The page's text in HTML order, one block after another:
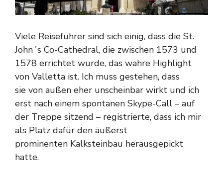
Viele Reiseführer sind sich einig, dass die St.
John´s Co-Cathedral, die zwischen 1573 und
1578 errichtet wurde, das wahre Highlight
von Valletta ist. Ich muss gestehen, dass
sie von außen eher unscheinbar wirkt und ich
erst nach einem spontanen Skype-Call – auf
der Treppe sitzend – registrierte, dass ich mir
als Platz dafür den äußerst
prominenten Kalksteinbau herausgepickt
hatte.